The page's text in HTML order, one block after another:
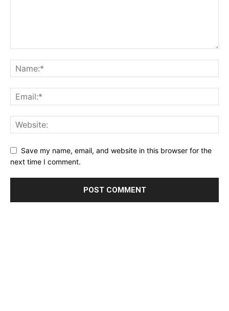
Save my name, email, and website in this browser for the
next time I comment.